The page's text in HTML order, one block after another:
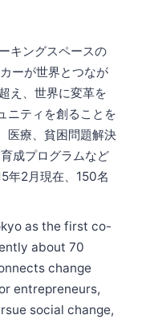
キングスペースの
ーが世界とつなが
え、世界に変革を
ニティを創ることを
医療、貧困問題解決
成プログラムなど
年2月現在、150名
as the first co-
about 70
change
entrepreneurs,
social change,